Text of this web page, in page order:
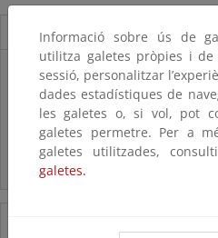
Novedades
Listas patrón
El MITECO revisa y actualiza la
silvestres presentes en España
Preguntas frecuentes...
Acceso a los recursos genéticos
Informació sobre ús de
utilitza galetes pròpies i
sessió, personalitzar
dades estadístiques de
les galetes o, si vol, pot
galetes permetre. Per a
galetes utilitzades,
galetes.